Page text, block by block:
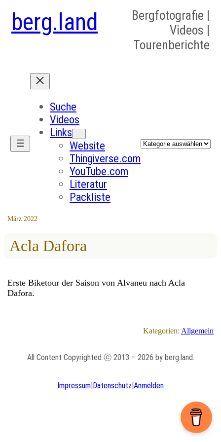
berg.land
Bergfotografie |
Videos |
Tourenberichte
Suche
Videos
Links
Website
Thingiverse.com
YouTube.com
Literatur
Packliste
Kategorien
März 2022
Acla Dafora
Erste Biketour der Saison von Alvaneu nach Acla
Dafora.
Kategorien: Allgemein
All Content Copyrighted ⓒ 2013 – 2026 by berg.land.
Impressum|Datenschutz|Anmelden